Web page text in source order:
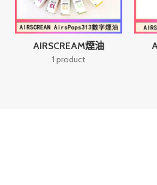
AIRSCREAM煙油
1 product